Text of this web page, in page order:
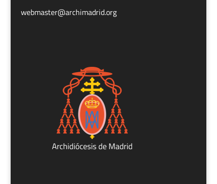
webmaster@archimadrid.org